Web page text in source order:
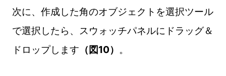
次に、作成した角のオブジェクトを選択ツール
で選択したら、スウォッチパネルにドラッグ＆
ドロップします （図10） 。